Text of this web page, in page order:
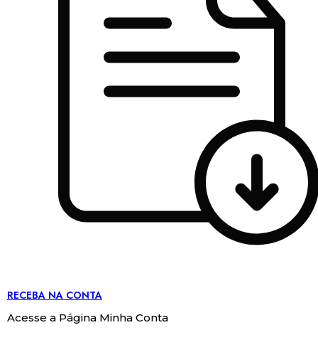
RECEBA NA CONTA
Acesse a Página Minha Conta